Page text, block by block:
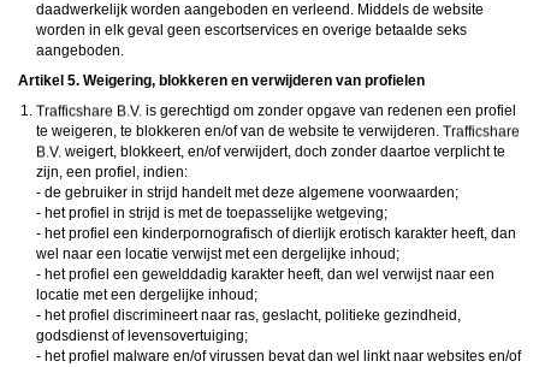
daadwerkelijk worden aangeboden en verleend. Middels de website
worden in elk geval geen escortservices en overige betaalde seks
aangeboden.
Artikel 5. Weigering, blokkeren en verwijderen van profielen
is gerechtigd om zonder opgave van redenen een profiel
te weigeren, te blokkeren en/of van de website te verwijderen.
weigert, blokkeert, en/of verwijdert, doch zonder daartoe verplicht te
zijn, een profiel, indien:
- de gebruiker in strijd handelt met deze algemene voorwaarden;
- het profiel in strijd is met de toepasselijke wetgeving;
- het profiel een kinderpornografisch of dierlijk erotisch karakter heeft, dan
wel naar een locatie verwijst met een dergelijke inhoud;
- het profiel een gewelddadig karakter heeft, dan wel verwijst naar een
locatie met een dergelijke inhoud;
- het profiel discrimineert naar ras, geslacht, politieke gezindheid,
godsdienst of levensovertuiging;
- het profiel malware en/of virussen bevat dan wel linkt naar websites en/of